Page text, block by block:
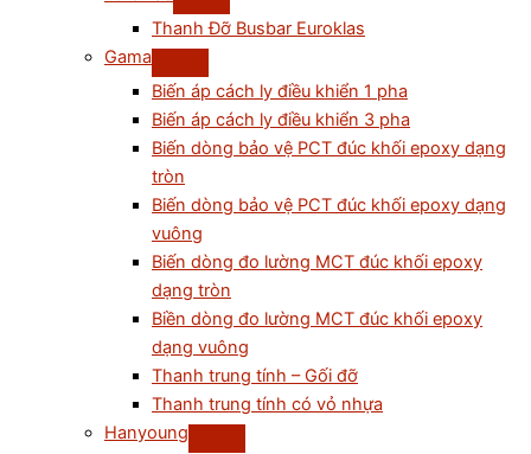
Thanh Đỡ Busbar Euroklas
Gama
Biến áp cách ly điều khiển 1 pha
Biến áp cách ly điều khiển 3 pha
Biến dòng bảo vệ PCT đúc khối epoxy dạng
tròn
Biến dòng bảo vệ PCT đúc khối epoxy dạng
vuông
Biến dòng đo lường MCT đúc khối epoxy
dạng tròn
Biền dòng đo lường MCT đúc khối epoxy
dạng vuông
Thanh trung tính – Gối đỡ
Thanh trung tính có vỏ nhựa
Hanyoung